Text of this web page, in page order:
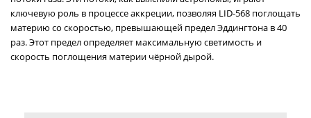
ключевую роль в процессе аккреции, позволяя LID-568 поглощать
материю со скоростью, превышающей предел Эддингтона в 40
раз. Этот предел определяет максимальную светимость и
скорость поглощения материи чёрной дырой.